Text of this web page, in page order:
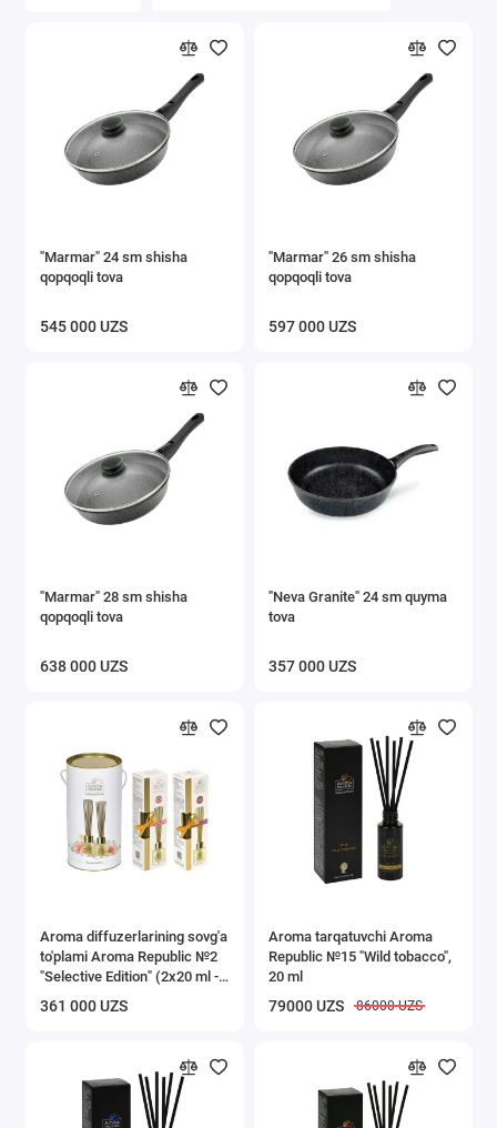
Javonlar va stellajlar
Tokchalar
Ichki kiyimlar uchun quritgichlar
Oshxona buyumlari
Ostona gilamlari
Gigiyena
Buyumlarni saqlash
Tozalash ishlari uchun inventarlar
Show All
"Marmar" 24 sm shisha
qopqoqli tova
545 000 UZS
"Marmar" 26 sm shisha
qopqoqli tova
597 000 UZS
"Marmar" 28 sm shisha
qopqoqli tova
638 000 UZS
"Neva Granite" 24 sm quyma
tova
357 000 UZS
Aroma diffuzerlarining sovg'a
to'plami Aroma Republic №2
"Selective Edition" (2х20 ml -
361 000 UZS
Aroma tarqatuvchi Aroma
Republic №15 "Wild tоbacco",
20 ml
79000 UZS 86000 UZS